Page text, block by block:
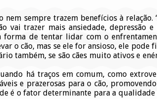
sempre trazem benefícios à
vai trazer mais ansiedade, depressão
de tentar lidar com o
cão, mas se ele for ansioso, ele pode
se são cães muito ativos e
há traços em comum, como
e prazerosas para o cão,
é o fator determinante para a